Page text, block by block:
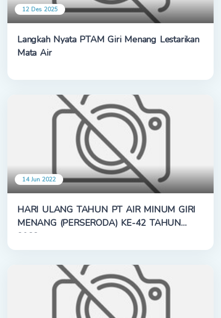
12 Des 2025
Langkah Nyata PTAM Giri Menang Lestarikan
Mata Air
14 Jun 2022
HARI ULANG TAHUN PT AIR MINUM GIRI
MENANG (PERSERODA) KE-42 TAHUN
2022